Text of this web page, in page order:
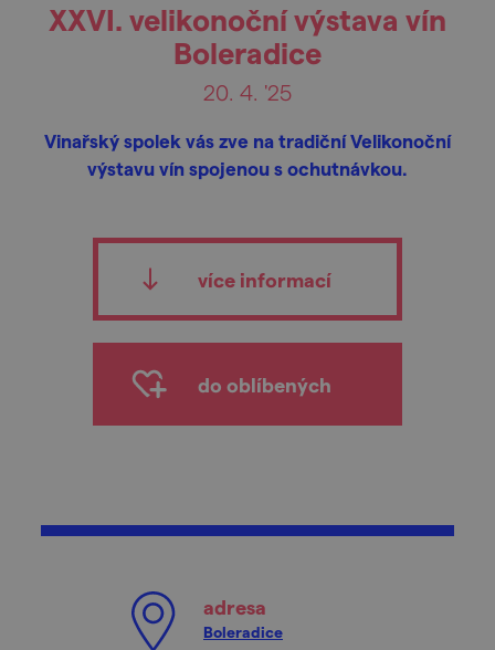
XXVI. velikonoční výstava vín
Boleradice
20. 4. '25
Vinařský spolek vás zve na tradiční Velikonoční
výstavu vín spojenou s ochutnávkou.
více informací
do oblíbených
adresa
Boleradice